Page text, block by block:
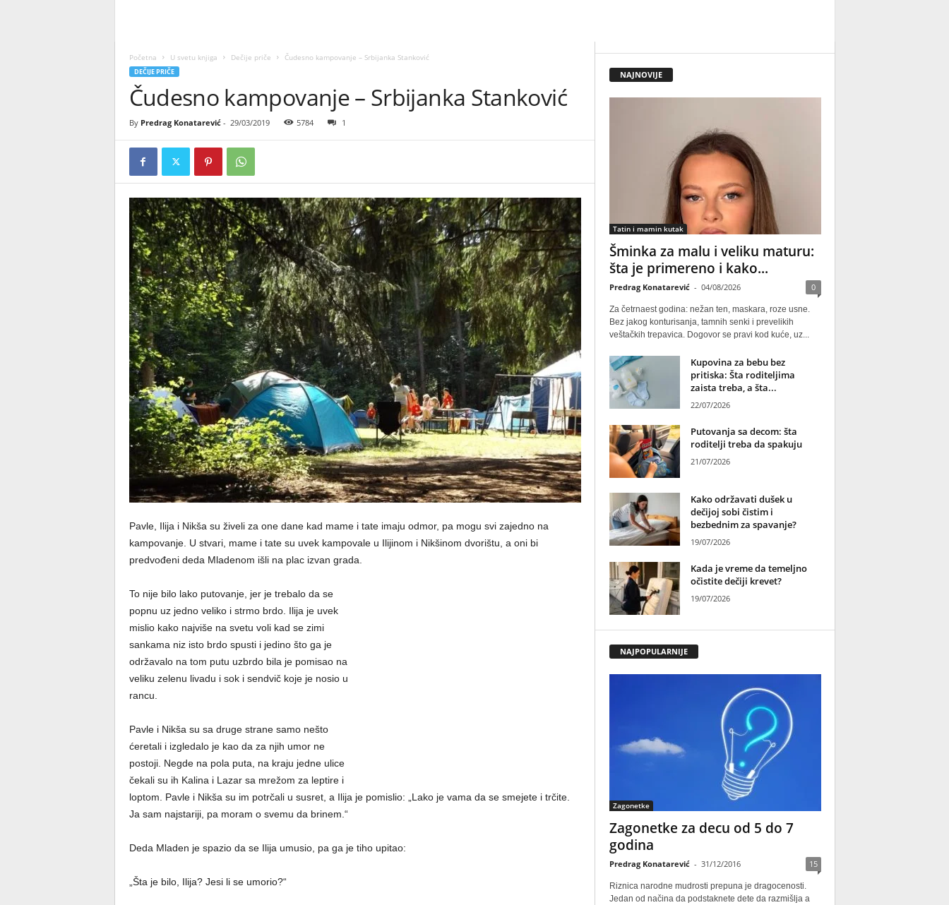
Početna U svetu knjiga Dečije priče Čudesno kampovanje – Srbijanka Stanković
DEČIJE PRIČE
Čudesno kampovanje – Srbijanka Stanković
By Predrag Konatarević- 29/03/2019 5784 1
Pavle, Ilija i Nikša su živeli za one dane kad mame i tate imaju odmor, pa mogu svi zajedno na
kampovanje. U stvari, mame i tate su uvek kampovale u Ilijinom i Nikšinom dvorištu, a oni bi
predvođeni deda Mladenom išli na plac izvan grada.
To nije bilo lako putovanje, jer je trebalo da se
popnu uz jedno veliko i strmo brdo. Ilija je uvek
mislio kako najviše na svetu voli kad se zimi
sankama niz isto brdo spusti i jedino što ga je
održavalo na tom putu uzbrdo bila je pomisao na
veliku zelenu livadu i sok i sendvič koje je nosio u
rancu.
Pavle i Nikša su sa druge strane samo nešto
ćeretali i izgledalo je kao da za njih umor ne
postoji. Negde na pola puta, na kraju jedne ulice
čekali su ih Kalina i Lazar sa mrežom za leptire i
loptom. Pavle i Nikša su im potrčali u susret, a Ilija je pomislio: „Lako je vama da se smejete i trčite.
Ja sam najstariji, pa moram o svemu da brinem.“
Deda Mladen je spazio da se Ilija umusio, pa ga je tiho upitao:
„Šta je bilo, Ilija? Jesi li se umorio?“
NAJNOVIJE
Tatin i mamin kutak
Šminka za malu i veliku maturu:
šta je primereno i kako...
Predrag Konatarević - 04/08/2026 0
Za četrnaest godina: nežan ten, maskara, roze usne.
Bez jakog konturisanja, tamnih senki i prevelikih
veštačkih trepavica. Dogovor se pravi kod kuće, uz...
Kupovina za bebu bez
pritiska: Šta roditeljima
zaista treba, a šta...
22/07/2026
Putovanja sa decom: šta
roditelji treba da spakuju
21/07/2026
Kako održavati dušek u
dečijoj sobi čistim i
bezbednim za spavanje?
19/07/2026
Kada je vreme da temeljno
očistite dečiji krevet?
19/07/2026
NAJPOPULARNIJE
Zagonetke
Zagonetke za decu od 5 do 7
godina
Predrag Konatarević - 31/12/2016 15
Riznica narodne mudrosti prepuna je dragocenosti.
Jedan od načina da podstaknete dete da razmišlja a